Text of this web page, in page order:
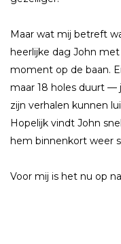
Maar wat mij betreft
heerlijke dag John
moment op de baan.
maar 18 holes duurt —
zijn verhalen kunnen
Hopelijk vindt John
hem binnenkort weer
Voor mij is het nu op